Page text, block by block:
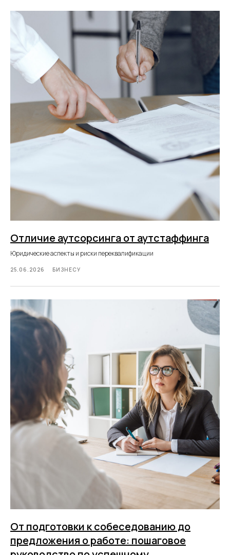
Отличие аутсорсинга от аутстаффинга
Юридические аспекты и риски переквалификации
25.06.2026 БИЗНЕСУ
От подготовки к собеседованию до
предложения о работе: пошаговое